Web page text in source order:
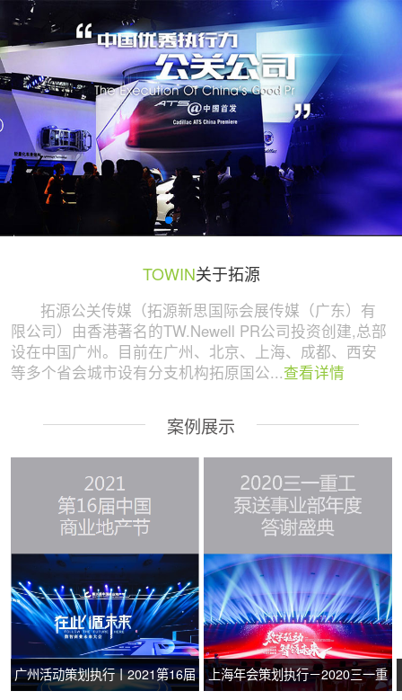
广州活动策划与执行公司 | 拓源策划
TOWIN关于拓源
拓源公关传媒（拓源新思国际会展传媒（广东）有
限公司）由香港著名的TW.Newell PR公司投资创建,总部
设在中国广州。目前在广州、北京、上海、成都、西安
等多个省会城市设有分支机构拓原国公...查看详情
案例展示
广州活动策划执行丨2021第16届
上海年会策划执行－2020三一重